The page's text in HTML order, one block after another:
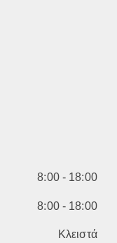
8:00 - 18:00
8:00 - 18:00
Κλειστά